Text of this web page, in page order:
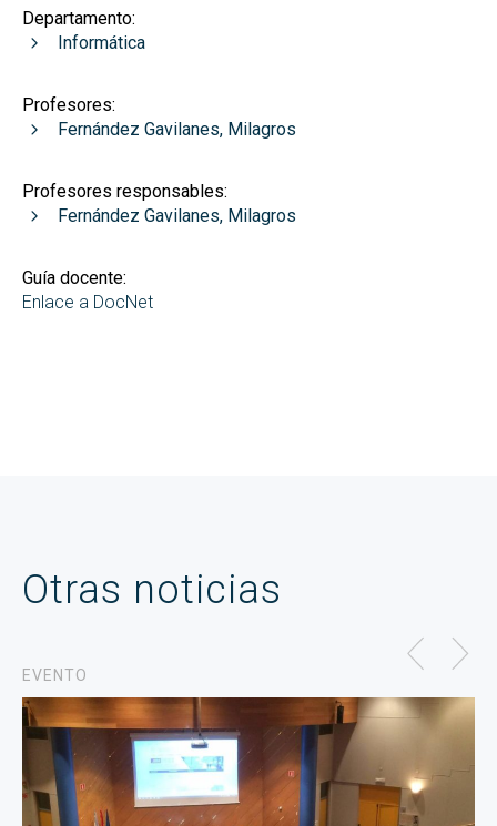
Departamento:
Informática
Profesores:
Fernández Gavilanes, Milagros
Profesores responsables:
Fernández Gavilanes, Milagros
Guía docente:
Enlace a DocNet
Otras noticias
EVENTO